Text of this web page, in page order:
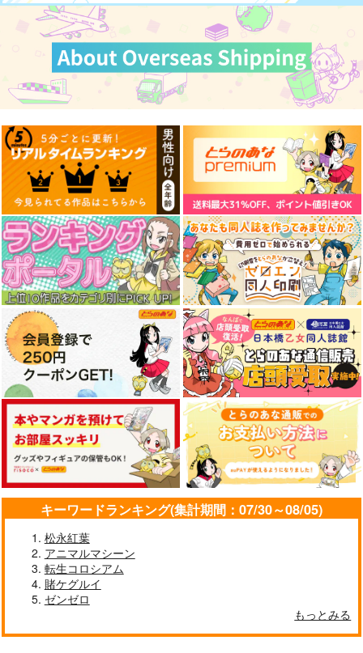
キーワードランキング(集計期間：07/30～08/05)
松永紅葉
アニマルマシーン
転生コロシアム
賭ケグルイ
ゼンゼロ
もっとみる